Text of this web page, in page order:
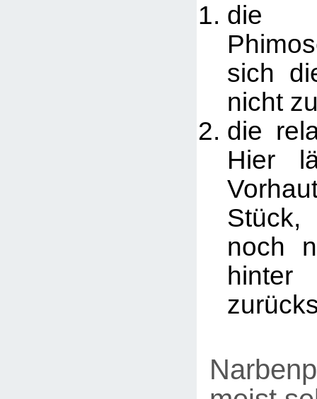
die
sich
nicht
die
Hier
noch